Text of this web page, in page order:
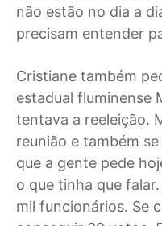
não estão no dia a
precisam entender
Cristiane também
estadual fluminense
tentava a reeleição.
reunião e também
que a gente pede
o que tinha que
mil funcionários. Se